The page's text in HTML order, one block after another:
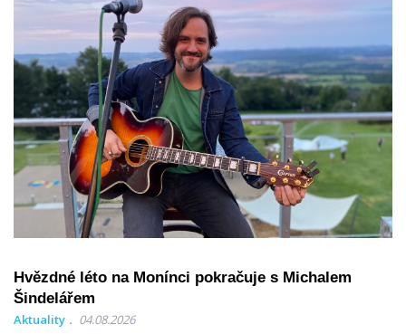
Hvězdné léto na Monínci pokračuje s Michalem
Šindelářem
Aktuality 04.08.2026